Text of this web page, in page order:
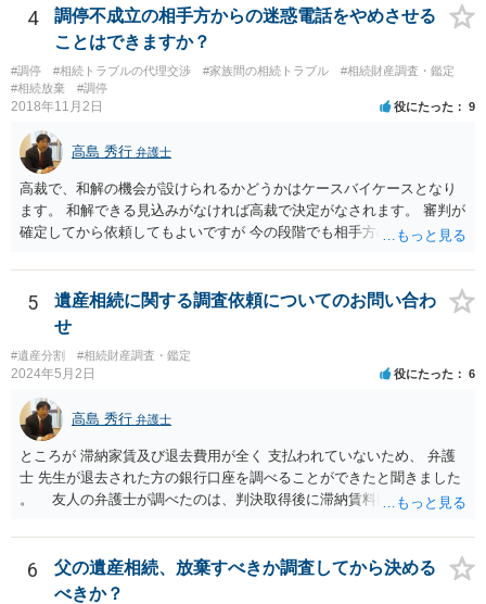
行等に照会をかけることになるでしょう。 不動産は、相続登記が済ん
でいなければ市役所ないし区役所に、お子様と義父様のつながりがわ
かる戸籍一式を揃えてもちこみ、「名寄せ」という手続きをすると、
分かると思います。遺産分割協議書の偽造等により既に相続登記され
てしまっている場合は、住所などに当たりをつけて登記名義を調べて
すが、現代では、各々が自由に価格設定をしていますので、特に相場
はお示しできません。ただし、かつて日本弁護士連合会が設けていた
報酬基準を踏まえて価格設定している弁護士は一定数いると思います
ので、それが一応の目安となるでしょう。
4
調停不成立の相手方からの迷惑電話をやめさせる
ことはできますか？
#調停 #相続トラブルの代理交渉 #家族間の相続トラブル
#相続財産調査・鑑定
#相続放棄
#調停
2018年11月2日 役にたった 9
高島 秀行 弁護士
高裁で、和解の機会が設けられるかどうかはケースバイケースとなり
ます。 和解できる見込みがなければ高裁で決定がなされます。 審判が
確定してから依頼してもよいですが 今の段階でも相手方の連絡が迷惑
5
遺産相続に関する調査依頼についてのお問い合わ
せ
#遺産分割 #相続財産調査・鑑定
2024年5月2日 役にたった 6
高島 秀行 弁護士
ところが 滞納家賃及び退去費用が全く 支払われていないため、 弁護
士 先生が退去された方の銀行口座を調べることができたと聞きました
。 友人の弁護士が調べたのは、判決取得後に滞納賃料回収のため
預金の入出金履歴を調べたわけではありません。 残念ながら、事案
や目的も異なりますし、開示の内容も異なります。
6
父の遺産相続、放棄すべきか調査してから決める
べきか？